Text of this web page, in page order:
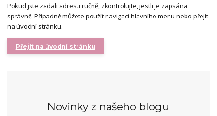
Pokud jste zadali adresu ručně, zkontrolujte, jestli je zapsána
správně. Případně můžete použít navigaci hlavního menu nebo přejít
na úvodní stránku.
Přejít na úvodní stránku
Novinky z našeho blogu